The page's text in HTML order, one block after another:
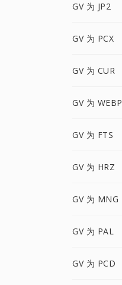
GV 为 JP2
GV 为 PCX
GV 为 CUR
GV 为 WEBP
GV 为 FTS
GV 为 HRZ
GV 为 MNG
GV 为 PAL
GV 为 PCD